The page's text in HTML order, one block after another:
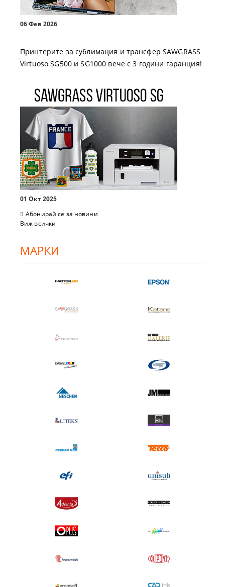
06 Фев 2026
Принтерите за сублимация и трансфер SAWGRASS
Virtuoso SG500 и SG1000 вече с 3 години гаранция!
01 Окт 2025
Абонирай се за новини
Виж всички
МАРКИ